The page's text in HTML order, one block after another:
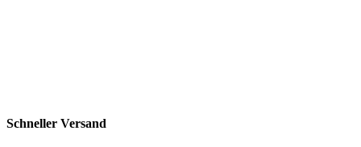
Schneller Versand